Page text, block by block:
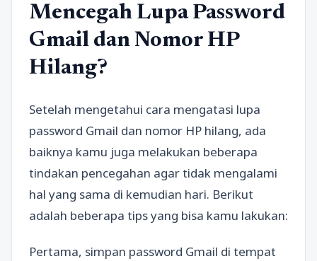
Mencegah Lupa Password
Gmail dan Nomor HP
Hilang?
Setelah mengetahui cara mengatasi lupa
password Gmail dan nomor HP hilang, ada
baiknya kamu juga melakukan beberapa
tindakan pencegahan agar tidak mengalami
hal yang sama di kemudian hari. Berikut
adalah beberapa tips yang bisa kamu lakukan:
Pertama, simpan password Gmail di tempat